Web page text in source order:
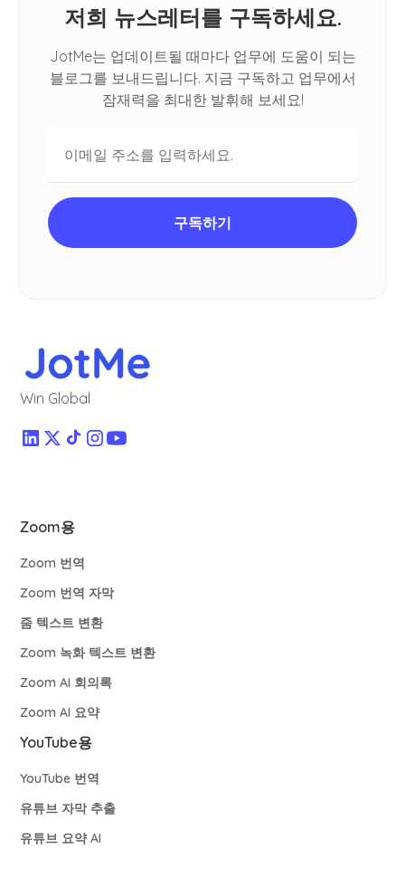
저희 뉴스레터를 구독하세요.
JotMe는 업데이트될 때마다 업무에 도움이 되는
블로그를 보내드립니다. 지금 구독하고 업무에서
잠재력을 최대한 발휘해 보세요!
Win Global
Zoom용
Zoom 번역
Zoom 번역 자막
줌 텍스트 변환
Zoom 녹화 텍스트 변환
Zoom AI 회의록
Zoom AI 요약
YouTube용
YouTube 번역
유튜브 자막 추출
유튜브 요약 AI